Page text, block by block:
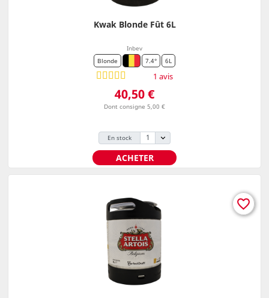
Kwak Blonde Fût 6L
Inbev
Blonde
7.4° 6L
1 avis
Prix
40,50 €
Dont consigne 5,00 €
En stock
ACHETER
favorite_border